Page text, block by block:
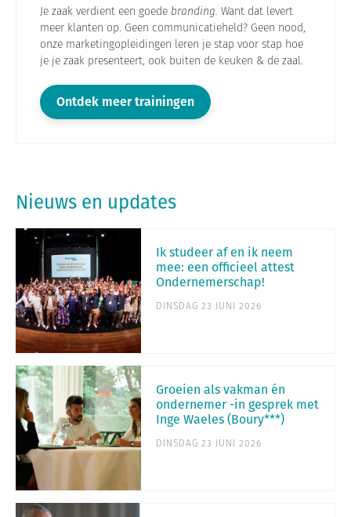
Je zaak verdient een goede branding. Want dat levert
meer klanten op. Geen communicatieheld? Geen nood,
onze marketingopleidingen leren je stap voor stap hoe
je je zaak presenteert, ook buiten de keuken & de zaal.
Ontdek meer trainingen
Nieuws en updates
Ik studeer af en ik neem
mee: een officieel attest
Ondernemerschap!
DINSDAG 23 JUNI 2026
Groeien als vakman én
ondernemer -in gesprek met
Inge Waeles (Boury***)
DINSDAG 23 JUNI 2026